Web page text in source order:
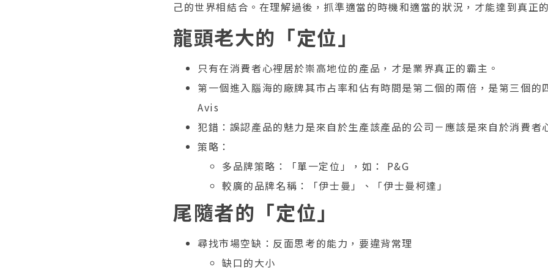
己的世界相結合。在理解過後，抓準適當的時機和適當的狀況，才能達到真正
龍頭老大的「定位」
只有在消費者心裡居於崇高地位的產品，才是業界真正的霸主。
第一個進入腦海的廠牌其市占率和佔有時間是第二個的兩倍，是第三個
Avis
犯錯：誤認產品的魅力是來自於生產該產品的公司－應該是來自於消費者
策略：
多品牌策略：「單一定位」，如： P&G
較廣的品牌名稱：「伊士曼」、「伊士曼柯達」
尾隨者的「定位」
尋找市場空缺：反面思考的能力，要違背常理
缺口的大小